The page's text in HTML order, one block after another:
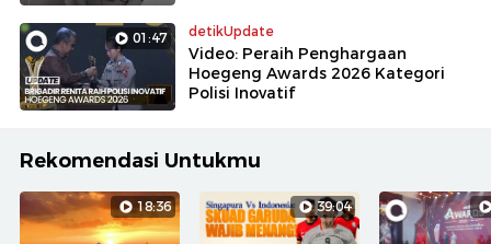
01:47 detikUpdate
Video: Peraih Penghargaan
Hoegeng Awards 2026 Kategori
Polisi Inovatif
Rekomendasi Untukmu
18:36 39:04